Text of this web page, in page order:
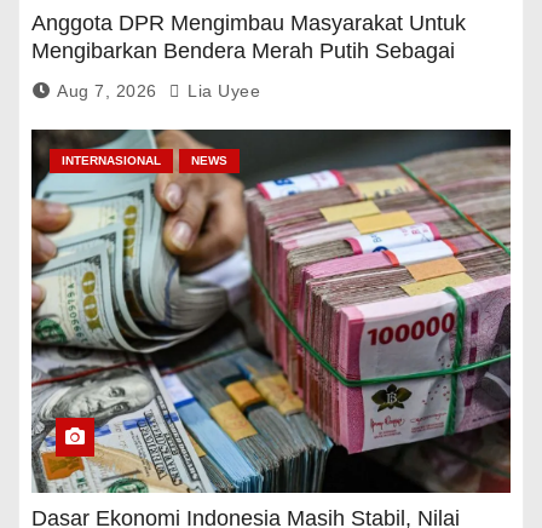
Anggota DPR Mengimbau Masyarakat Untuk
Mengibarkan Bendera Merah Putih Sebagai
Tanda Rasa Terima Kasih
Aug 7, 2026 Lia Uyee
INTERNASIONAL NEWS
Dasar Ekonomi Indonesia Masih Stabil, Nilai